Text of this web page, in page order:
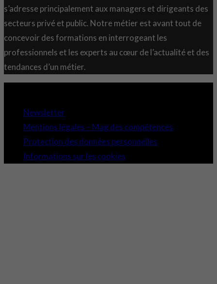
s’adresse principalement aux managers et dirigeants des
secteurs privé et public. Notre métier est avant tout de
concevoir des formations en interrogeant les
professionnels et les experts au cœur de l’actualité et des
tendances d’un métier.
Newsletter
Mentions légales – Mag des compétences
Protection des données personnelles
Informations sur les cookies